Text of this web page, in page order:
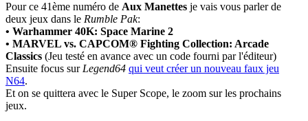
Pour ce 41ème numéro de Aux Manettes je vais vous parler de
deux jeux dans le Rumble Pak:
• Warhammer 40K: Space Marine 2
• MARVEL vs. CAPCOM® Fighting Collection: Arcade
Classics (Jeu testé en avance avec un code fourni par l'éditeur)
Ensuite focus surLegend64 qui veut créer un nouveau faux jeu
N64.
Et on se quittera avec le Super Scope, le zoom sur les prochains
jeux.